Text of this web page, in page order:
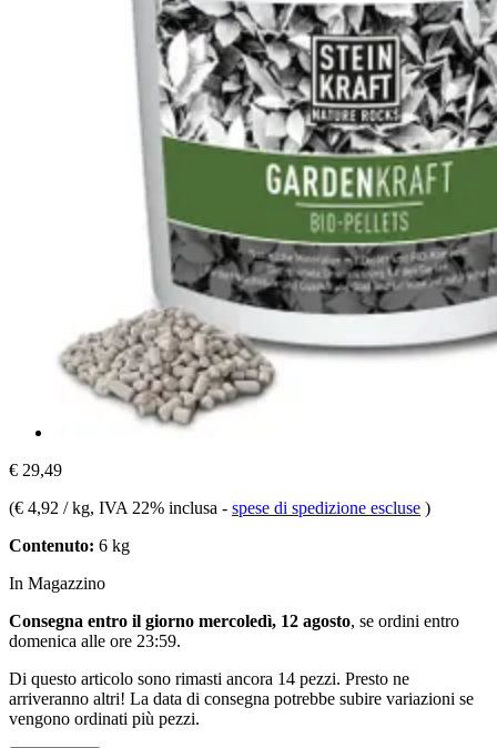
€ 29,49
(€ 4,92 / kg, IVA 22% inclusa - spese di spedizione escluse )
Contenuto: 6 kg
In Magazzino
Consegna entro il giorno mercoledì, 12 agosto, se ordini entro
domenica alle ore 23:59.
Di questo articolo sono rimasti ancora 14 pezzi. Presto ne
arriveranno altri! La data di consegna potrebbe subire variazioni se
vengono ordinati più pezzi.